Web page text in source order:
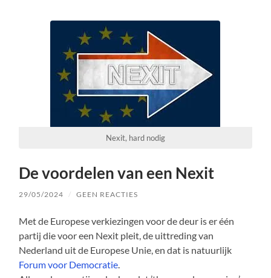
Nexit, hard nodig
De voordelen van een Nexit
29/05/2024 / GEEN REACTIES
Met de Europese verkiezingen voor de deur is er één
partij die voor een Nexit pleit, de uittreding van
Nederland uit de Europese Unie, en dat is natuurlijk
Forum voor Democratie.